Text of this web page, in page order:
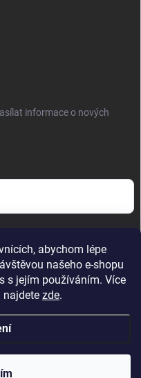
abychom lépe
našeho e-shopu
s jejím používáním. Více
najdete zde.
informace o nových
práva vyhrazena.